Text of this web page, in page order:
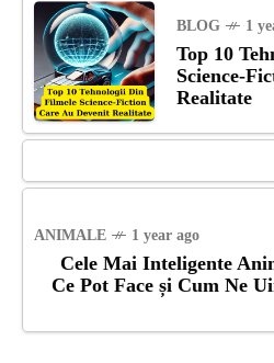
BLOG 1
Top 10
Science-
Realitate
ANIMALE 1 year ago
Cele Mai Inteligente
Ce Pot Face și Cum Ne